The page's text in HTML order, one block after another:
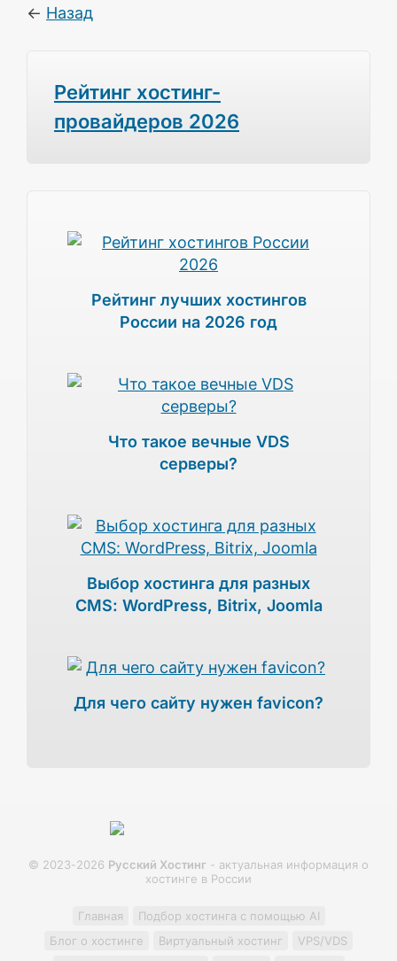
← Назад
Рейтинг хостинг-
провайдеров 2026
Рейтинг лучших хостингов
России на 2026 год
Что такое вечные VDS
серверы?
Выбор хостинга для разных
CMS: WordPress, Bitrix, Joomla
Для чего сайту нужен favicon?
© 2023-2026 Русский Хостинг - актуальная информация о
хостинге в России
Главная
Подбор хостинга с помощью AI
Блог о хостинге
Виртуальный хостинг
VPS/VDS